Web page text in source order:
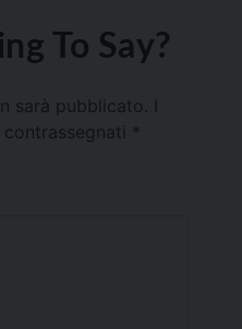
To Say?
sarà pubblicato.
*